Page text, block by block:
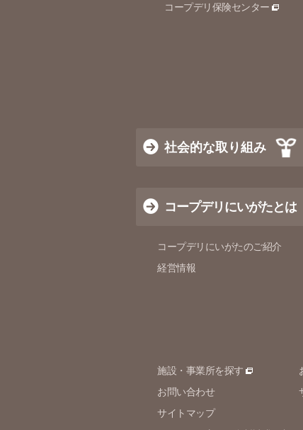
コープデリ保険センター
社会的な取り組み
コープデリにいがたとは
コープデリにいがたのご紹介
経営情報
施設・事業所を探す
お問い合わせ
サイトマップ